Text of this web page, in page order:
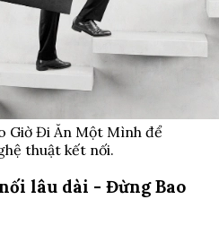
Giờ Đi Ăn Một Mình để
thuật kết nối.
lâu dài - Đừng Bao